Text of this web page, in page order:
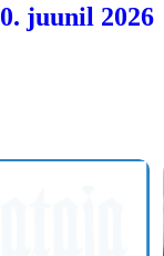
juunil 2026